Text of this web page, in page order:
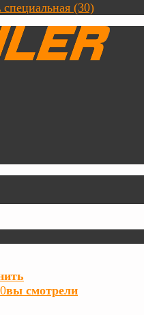
(30)
0вы смотрели